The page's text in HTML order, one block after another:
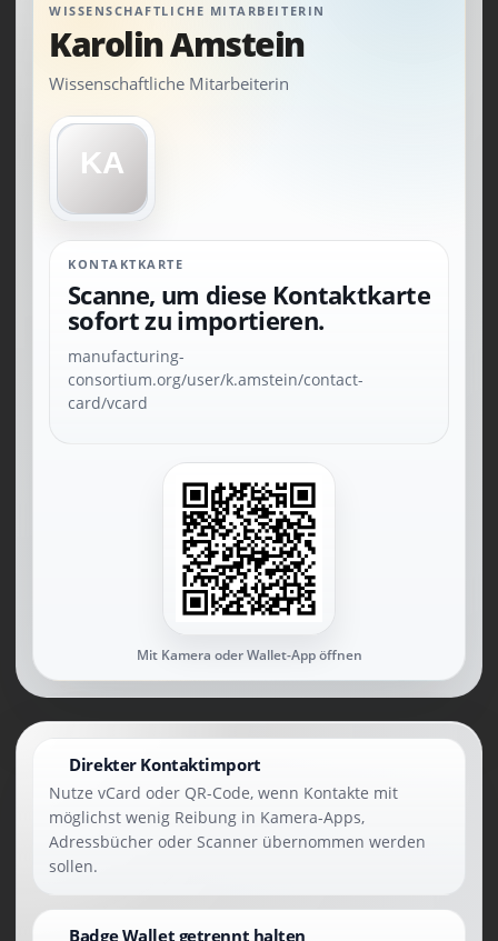
WISSENSCHAFTLICHE MITARBEITERIN
Karolin Amstein
Wissenschaftliche Mitarbeiterin
KONTAKTKARTE
Scanne, um diese Kontaktkarte
sofort zu importieren.
manufacturing-
consortium.org/user/k.amstein/contact-
card/vcard
Mit Kamera oder Wallet-App öffnen
Direkter Kontaktimport
Nutze vCard oder QR-Code, wenn Kontakte mit
möglichst wenig Reibung in Kamera-Apps,
Adressbücher oder Scanner übernommen werden
sollen.
Badge Wallet getrennt halten